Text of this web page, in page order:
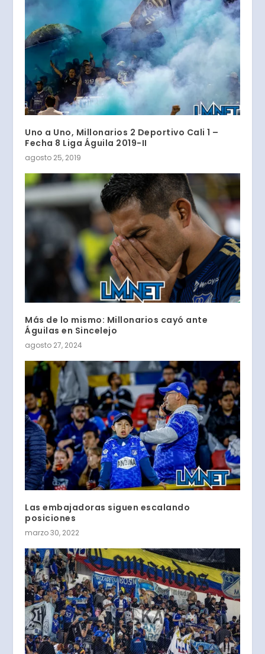
Uno a Uno, Millonarios 2 Deportivo Cali 1 –
Fecha 8 Liga Águila 2019-II
agosto 25, 2019
Más de lo mismo: Millonarios cayó ante
Águilas en Sincelejo
agosto 27, 2024
Las embajadoras siguen escalando
posiciones
marzo 30, 2022